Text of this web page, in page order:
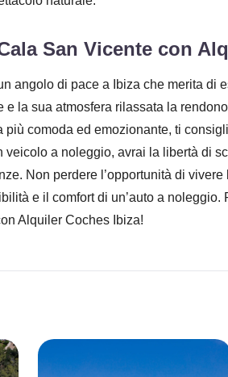
San Vicente con
angolo di pace a Ibiza che merita di
la sua atmosfera rilassata la
più comoda ed emozionante, ti
veicolo a noleggio, avrai la libertà di
Non perdere l’opportunità di
e il comfort di un’auto a
Alquiler Coches Ibiza!